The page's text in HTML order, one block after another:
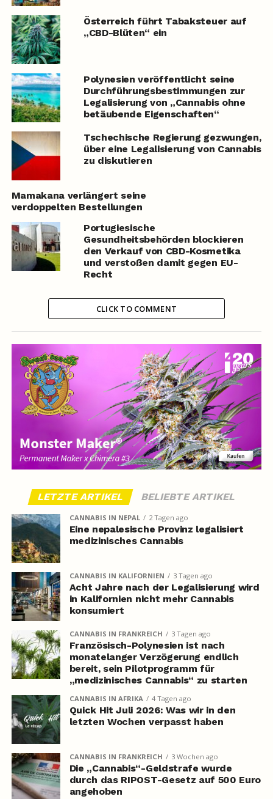
Österreich führt Tabaksteuer auf
„CBD-Blüten“ ein
Polynesien veröffentlicht seine
Durchführungsbestimmungen zur
Legalisierung von „Cannabis ohne
betäubende Eigenschaften“
Tschechische Regierung gezwungen,
über eine Legalisierung von Cannabis
zu diskutieren
Mamakana verlängert seine
verdoppelten Bestellungen
Portugiesische
Gesundheitsbehörden blockieren
den Verkauf von CBD-Kosmetika
und verstoßen damit gegen EU-
Recht
CLICK TO COMMENT
LETZTE ARTIKEL BELIEBTE ARTIKEL
CANNABIS IN NEPAL 2 Tagen ago
Eine nepalesische Provinz legalisiert
medizinisches Cannabis
CANNABIS IN KALIFORNIEN 3 Tagen ago
Acht Jahre nach der Legalisierung wird
in Kalifornien nicht mehr Cannabis
konsumiert
CANNABIS IN FRANKREICH 3 Tagen ago
Französisch-Polynesien ist nach
monatelanger Verzögerung endlich
bereit, sein Pilotprogramm für
„medizinisches Cannabis“ zu starten
CANNABIS IN AFRIKA 4 Tagen ago
Quick Hit Juli 2026: Was wir in den
letzten Wochen verpasst haben
CANNABIS IN FRANKREICH 3 Wochen ago
Die „Cannabis“-Geldstrafe wurde
durch das RIPOST-Gesetz auf 500 Euro
angehoben